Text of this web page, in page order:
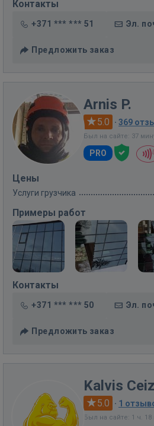
Контакты
+371 *** *** 51 Эл.
Предложить заказ
Arnis P.
5.0 · 369
Был на сайте: 37
PRO
Цены
Услуги грузчика
Примеры работ
Контакты
+371 *** *** 50 Эл.
Предложить заказ
Kalvis
5.0 · 1
Был на сайте: 1 ч. 18